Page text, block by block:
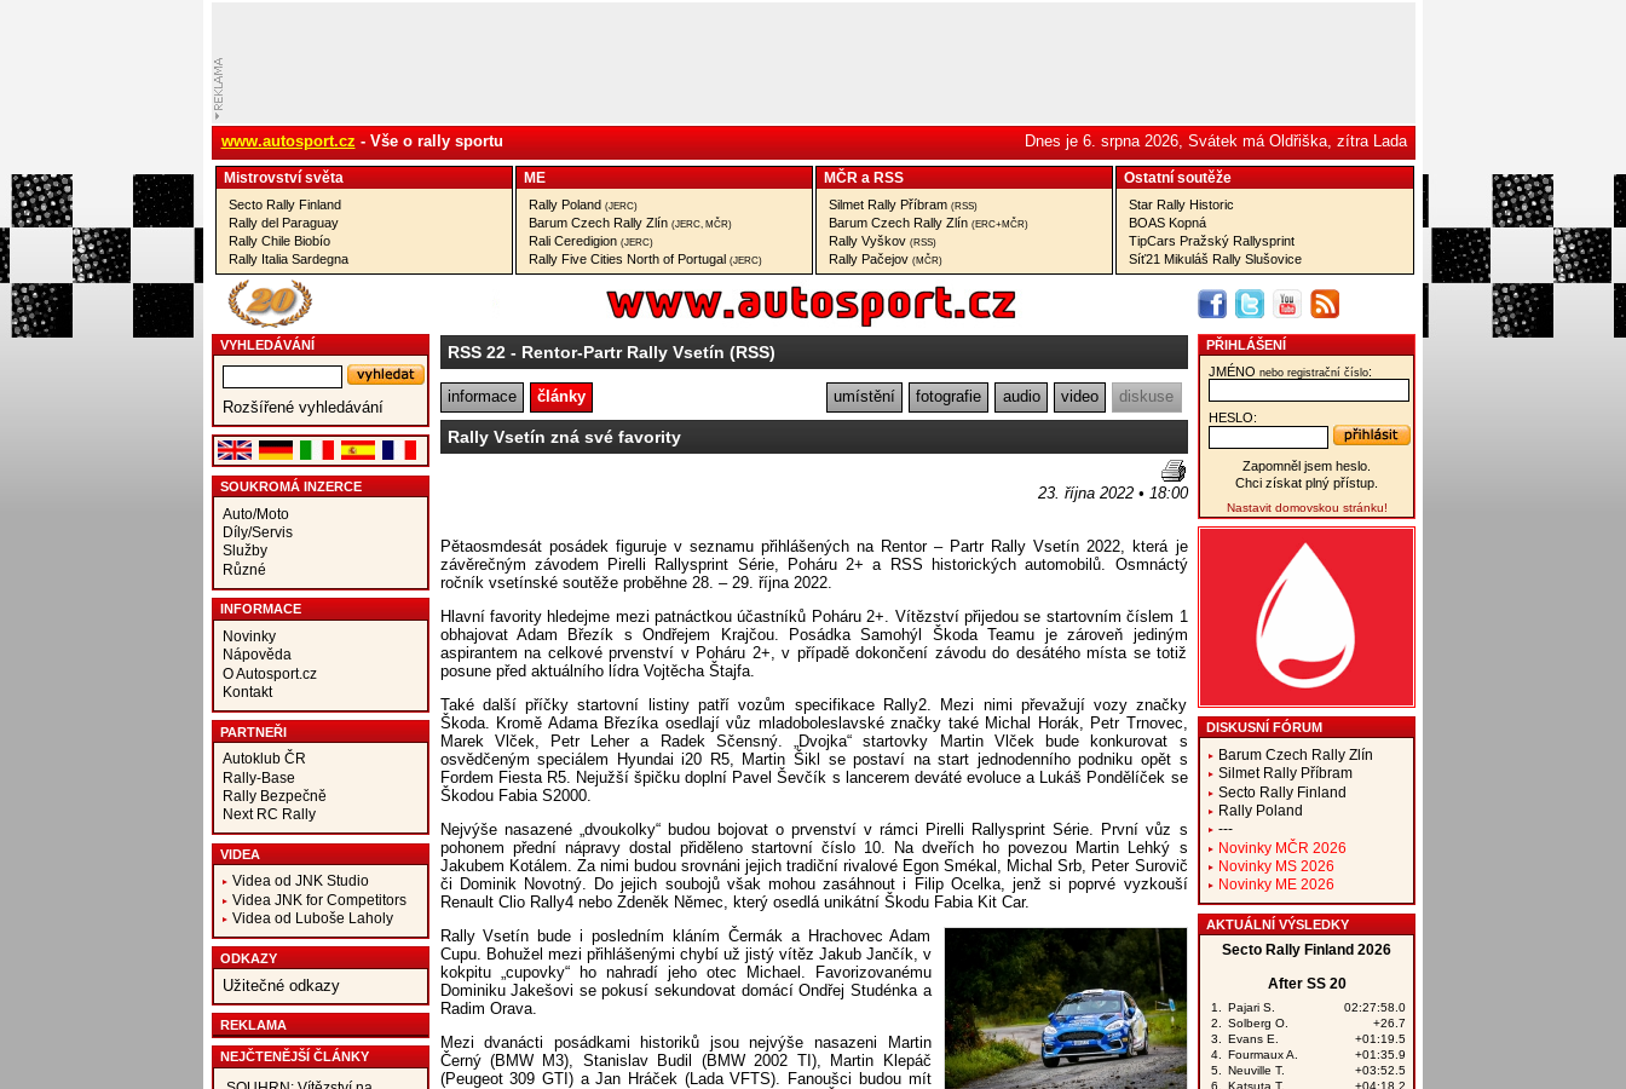
www.autosport.cz - Vše o rally sportu Dnes je 6. srpna 2026, Svátek má Oldřiška, zítra Lada
Mistrovství­ světa
Secto Rally Finland
Rally del Paraguay
Rally Chile Biobío
Rally Italia Sardegna
ME
Rally Poland (JERC)
Barum Czech Rally Zlín (JERC, MČR)
Rali Ceredigion (JERC)
Rally Five Cities North of Portugal (JERC)
MČR a RSS
Silmet Rally Příbram (RSS)
Barum Czech Rally Zlín (ERC+MČR)
Rally Vyškov (RSS)
Rally Pačejov (MČR)
Ostatní­ soutěže
Star Rally Historic
BOAS Kopná
TipCars Pražský Rallysprint
Síť21 Mikuláš Rally Slušovice
VYHLEDÁVÁNÍ
Rozšířené vyhledávání
SOUKROMÁ INZERCE
Auto/Moto
Díly/Servis
Služby
Různé
INFORMACE
Novinky
Nápověda
O Autosport.cz
Kontakt
PARTNEŘI
Autoklub ČR
Rally-Base
Rally Bezpečně
Next RC Rally
VIDEA
Videa od JNK Studio
Videa JNK for Competitors
Videa od Luboše Laholy
ODKAZY
Užitečné odkazy
REKLAMA
NEJČTENĚJŠÍ ČLÁNKY
RSS 22- Rentor-Partr Rally Vsetín (RSS)
informace články umístění fotografie audio video diskuse
Rally Vsetín zná své favority
23. října 2022 • 18:00
Pětaosmdesát posádek figuruje v seznamu přihlášených na Rentor – Partr Rally Vsetín 2022, která je
závěrečným závodem Pirelli Rallysprint Série, Poháru 2+ a RSS historických automobilů. Osmnáctý
ročník vsetínské soutěže proběhne 28. – 29. října 2022.
Hlavní favority hledejme mezi patnáctkou účastníků Poháru 2+. Vítězství přijedou se startovním číslem 1
obhajovat Adam Březík s Ondřejem Krajčou. Posádka Samohýl Škoda Teamu je zároveň jediným
aspirantem na celkové prvenství v Poháru 2+, v případě dokončení závodu do desátého místa se totiž
posune před aktuálního lídra Vojtěcha Štajfa.
Také další příčky startovní listiny patří vozům specifikace Rally2. Mezi nimi převažují vozy značky
Škoda. Kromě Adama Březíka osedlají vůz mladoboleslavské značky také Michal Horák, Petr Trnovec,
Marek Vlček, Petr Leher a Radek Sčensný. „Dvojka“ startovky Martin Vlček bude konkurovat s
osvědčeným speciálem Hyundai i20 R5, Martin Šikl se postaví na start jednodenního podniku opět s
Fordem Fiesta R5. Nejužší špičku doplní Pavel Ševčík s lancerem deváté evoluce a Lukáš Pondělíček se
Škodou Fabia S2000.
Nejvýše nasazené „dvoukolky“ budou bojovat o prvenství v rámci Pirelli Rallysprint Série. První vůz s
pohonem přední nápravy dostal přiděleno startovní číslo 10. Na dveřích ho povezou Martin Lehký s
Jakubem Kotálem. Za nimi budou srovnáni jejich tradiční rivalové Egon Smékal, Michal Srb, Peter Surovič
či Dominik Novotný. Do jejich soubojů však mohou zasáhnout i Filip Ocelka, jenž si poprvé vyzkouší
Renault Clio Rally4 nebo Zdeněk Němec, který osedlá unikátní Škodu Fabia Kit Car.
Rally Vsetín bude i posledním kláním Čermák a Hrachovec Adam
Cupu. Bohužel mezi přihlášenými chybí už jistý vítěz Jakub Jančík, v
kokpitu „cupovky“ ho nahradí jeho otec Michael. Favorizovanému
Dominiku Jakešovi se pokusí sekundovat domácí Ondřej Studénka a
Radim Orava.
Mezi dvanácti posádkami historiků jsou nejvýše nasazeni Martin
Černý (BMW M3), Stanislav Budil (BMW 2002 TI), Martin Klepáč
(Peugeot 309 GTI) a Jan Hráček (Lada VFTS). Fanoušci budou mít
PŘIHLÁŠENÍ
JMÉNO nebo registrační číslo:
HESLO:
Zapomněl jsem heslo.
Chci získat plný přístup.
Nastavit domovskou stránku!
DISKUSNÍ FÓRUM
Barum Czech Rally Zlín
Silmet Rally Příbram
Secto Rally Finland
Rally Poland
---
Novinky MČR 2026
Novinky MS 2026
Novinky ME 2026
AKTUÁLNÍ VÝSLEDKY